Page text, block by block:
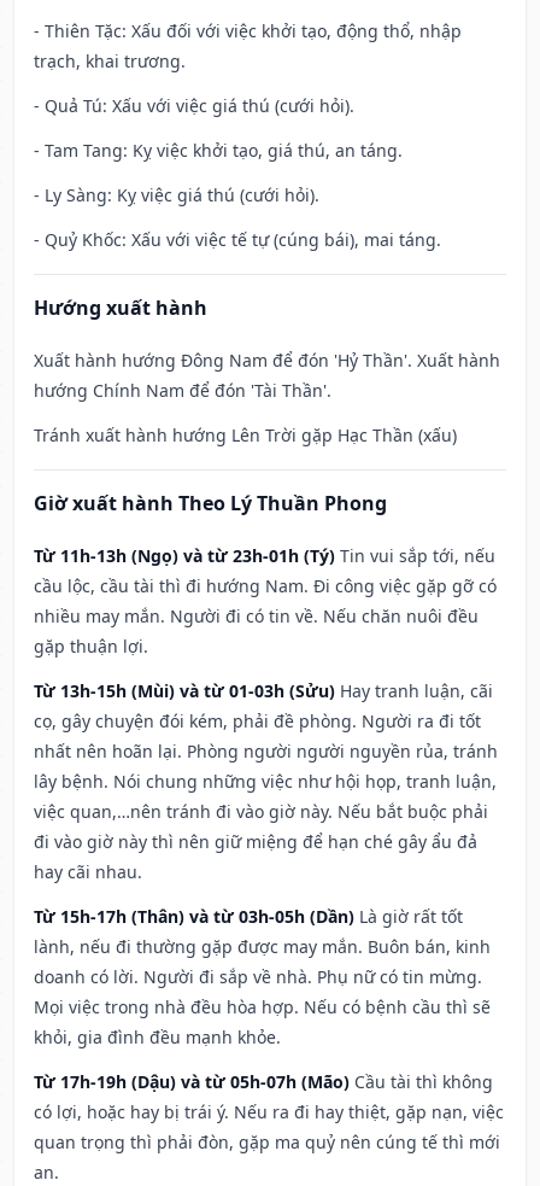
- Thiên Tặc: Xấu đối với việc khởi tạo, động thổ, nhập
trạch, khai trương.
- Quả Tú: Xấu với việc giá thú (cưới hỏi).
- Tam Tang: Kỵ việc khởi tạo, giá thú, an táng.
- Ly Sàng: Kỵ việc giá thú (cưới hỏi).
- Quỷ Khốc: Xấu với việc tế tự (cúng bái), mai táng.
Hướng xuất hành
Xuất hành hướng Đông Nam để đón 'Hỷ Thần'. Xuất hành
hướng Chính Nam để đón 'Tài Thần'.
Tránh xuất hành hướng Lên Trời gặp Hạc Thần (xấu)
Giờ xuất hành Theo Lý Thuần Phong
Từ 11h-13h (Ngọ) và từ 23h-01h (Tý) Tin vui sắp tới, nếu
cầu lộc, cầu tài thì đi hướng Nam. Đi công việc gặp gỡ có
nhiều may mắn. Người đi có tin về. Nếu chăn nuôi đều
gặp thuận lợi.
Từ 13h-15h (Mùi) và từ 01-03h (Sửu) Hay tranh luận, cãi
cọ, gây chuyện đói kém, phải đề phòng. Người ra đi tốt
nhất nên hoãn lại. Phòng người người nguyền rủa, tránh
lây bệnh. Nói chung những việc như hội họp, tranh luận,
việc quan,…nên tránh đi vào giờ này. Nếu bắt buộc phải
đi vào giờ này thì nên giữ miệng để hạn ché gây ẩu đả
hay cãi nhau.
Từ 15h-17h (Thân) và từ 03h-05h (Dần) Là giờ rất tốt
lành, nếu đi thường gặp được may mắn. Buôn bán, kinh
doanh có lời. Người đi sắp về nhà. Phụ nữ có tin mừng.
Mọi việc trong nhà đều hòa hợp. Nếu có bệnh cầu thì sẽ
khỏi, gia đình đều mạnh khỏe.
Từ 17h-19h (Dậu) và từ 05h-07h (Mão) Cầu tài thì không
có lợi, hoặc hay bị trái ý. Nếu ra đi hay thiệt, gặp nạn, việc
quan trọng thì phải đòn, gặp ma quỷ nên cúng tế thì mới
an.